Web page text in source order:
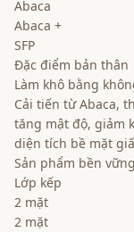
Abaca
Abaca +
SFP
Đặc điểm bản thân
Làm khô bằng
Cải tiến từ Abaca,
tăng mật độ, giảm
diện tích bề mặt
Sản phẩm bền
Lớp kếp
2 mặt
2 mặt